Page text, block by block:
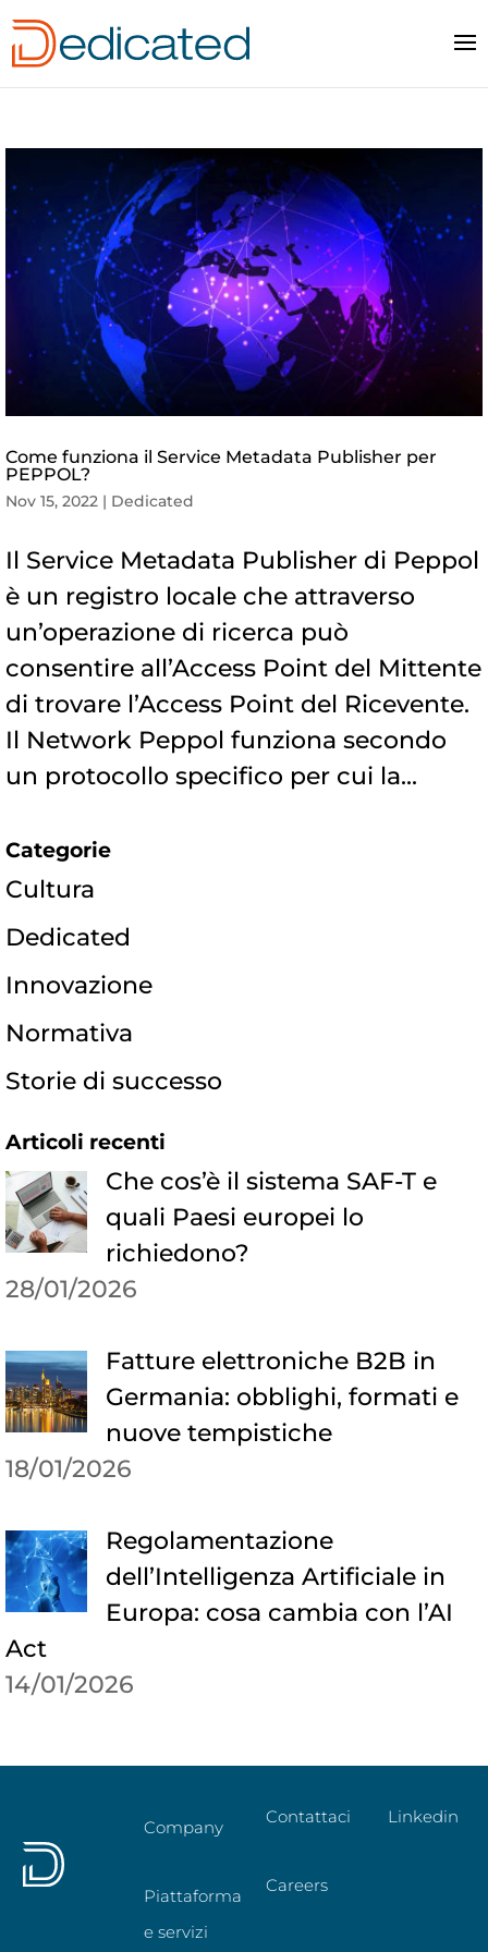
Come funziona il Service Metadata Publisher per
PEPPOL?
Nov 15, 2022 | Dedicated
Il Service Metadata Publisher di Peppol
è un registro locale che attraverso
un’operazione di ricerca può
consentire all’Access Point del Mittente
di trovare l’Access Point del Ricevente.
Il Network Peppol funziona secondo
un protocollo specifico per cui la...
Categorie
Cultura
Dedicated
Innovazione
Normativa
Storie di successo
Articoli recenti
Che cos’è il sistema SAF-T e
quali Paesi europei lo
richiedono?
28/01/2026
Fatture elettroniche B2B in
Germania: obblighi, formati e
nuove tempistiche
18/01/2026
Regolamentazione
dell’Intelligenza Artificiale in
Europa: cosa cambia con l’AI
Act
14/01/2026
Company
Piattaforma
e servizi
Contattaci
Careers
Linkedin